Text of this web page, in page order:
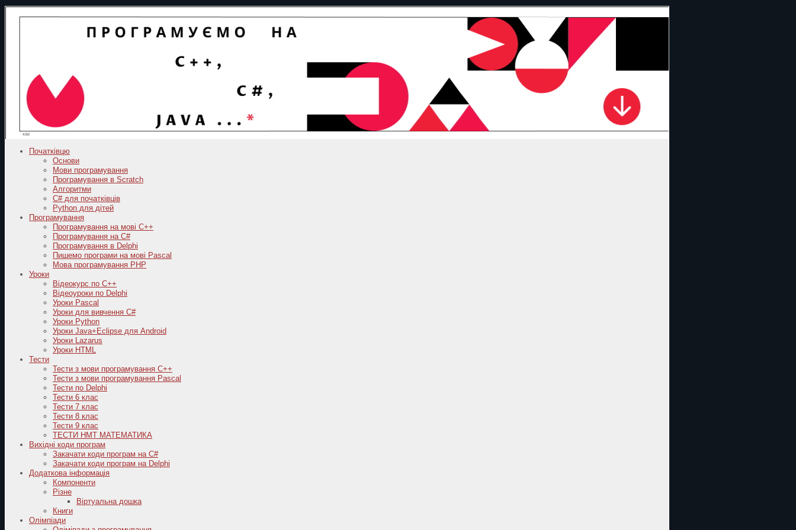
Початківцю
Основи
Мови програмування
Програмування в Scratch
Алгоритми
C# для початківців
Python для дітей
Програмування
Програмування на мові C++
Програмування на C#
Програмування в Delphi
Пишемо програми на мові Pascal
Мова програмування PHP
Уроки
Відеокурс по С++
Відеоуроки по Delphi
Уроки Pascal
Уроки для вивчення C#
Уроки Python
Уроки Java+Eclipse для Android
Уроки Lazarus
Уроки HTML
Тести
Тести з мови програмування C++
Тести з мови програмування Pascal
Тести по Delphi
Тести 6 клас
Тести 7 клас
Тести 8 клас
Тести 9 клас
ТЕСТИ НМТ МАТЕМАТИКА
Вихідні коди програм
Закачати коди програм на C#
Закачати коди програм на Delphi
Додаткова інформація
Компоненти
Різне
Віртуальна дошка
Книги
Олімпіади